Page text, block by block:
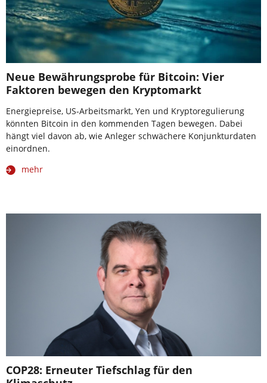
Neue Bewährungsprobe für Bitcoin: Vier
Faktoren bewegen den Kryptomarkt
Energiepreise, US-Arbeitsmarkt, Yen und Kryptoregulierung
könnten Bitcoin in den kommenden Tagen bewegen. Dabei
hängt viel davon ab, wie Anleger schwächere Konjunkturdaten
einordnen.
mehr
COP28: Erneuter Tiefschlag für den